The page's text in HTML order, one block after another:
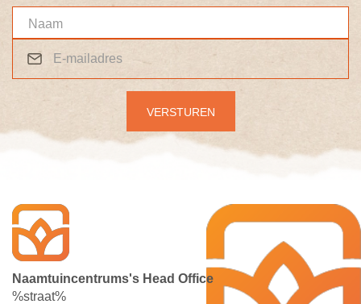
Naamtuincentrums's Head Office
%straat%